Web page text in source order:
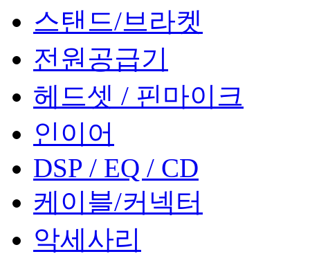
스탠드/브라켓
전원공급기
헤드셋 / 핀마이크
인이어
DSP / EQ / CD
케이블/커넥터
악세사리